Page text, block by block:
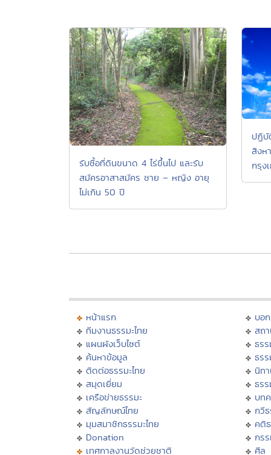
รับซื้อที่ดินขนาด 4 ไร่ขึ้นไป และรับ
สมัครอาสาสมัคร ชาย – หญิง อายุ
ไม่เกิน 50 ปี
ปฏิบั
สิงห
กรุง
หน้าแรก
ทีมงานธรรมะไทย
แผนผังเว็บไซต์
ค้นหาข้อมูล
ติดต่อธรรมะไทย
สมุดเยี่ยม
เครือข่ายธรรมะ
สัญลักษณ์ไทย
มุมสมาชิกธรรมะไทย
Donation
เทศกาลงานวัดช่วยชาติ
บอ
สถ
ธร
ธร
นิท
ธร
บท
กวี
คติ
กร
ศีล